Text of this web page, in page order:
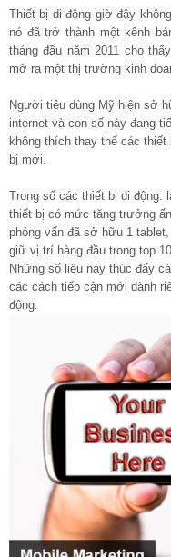
Thiết bị di động giờ đây
nó đã trở thành một kênh
tháng đầu năm 2011 cho
mở ra một thị trường kinh
Người tiêu dùng Mỹ hiện sở
internet và con số này đang
không thích thay thế các
bị mới.
Trong số các thiết bị di động:
thiết bị có mức tăng trưởng
phỏng vấn đã sở hữu 1
giữ vị trí hàng đầu trong top
Những số liệu này thúc đẩy
các cách tiếp cận mới dành
động.